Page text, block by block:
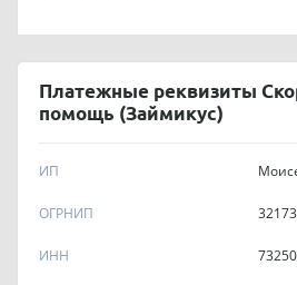
Платежные реквизиты
помощь (Займикус)
ИП
OГPHИП
ИНН